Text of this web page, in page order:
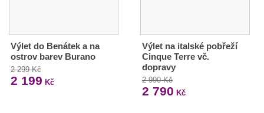
Výlet do Benátek a na
ostrov barev Burano
2 299 Kč
2 199 Kč
Výlet na italské pobřeží
Cinque Terre vč.
dopravy
2 990 Kč
2 790 Kč